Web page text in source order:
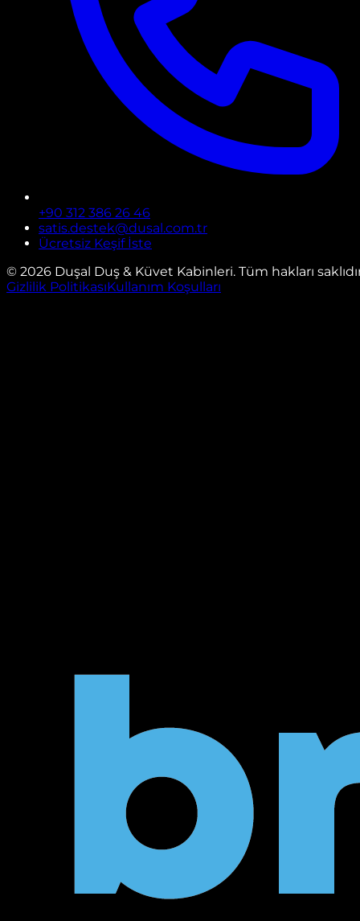
+90 312 386 26 46
satis.destek@dusal.com.tr
Ücretsiz Keşif İste
© 2026 Duşal Duş & Küvet Kabinleri. Tüm hakları
Gizlilik PolitikasıKullanım Koşulları